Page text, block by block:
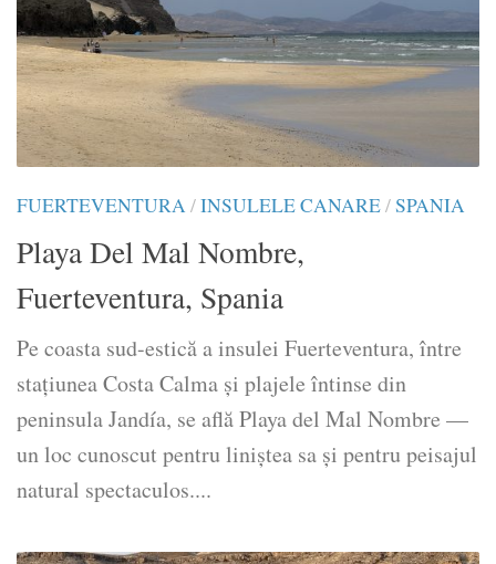
FUERTEVENTURA/INSULELE CANARE/SPANIA
Playa Del Mal Nombre,
Fuerteventura, Spania
Pe coasta sud-estică a insulei Fuerteventura, între
stațiunea Costa Calma și plajele întinse din
peninsula Jandía, se află Playa del Mal Nombre —
un loc cunoscut pentru liniștea sa și pentru peisajul
natural spectaculos....